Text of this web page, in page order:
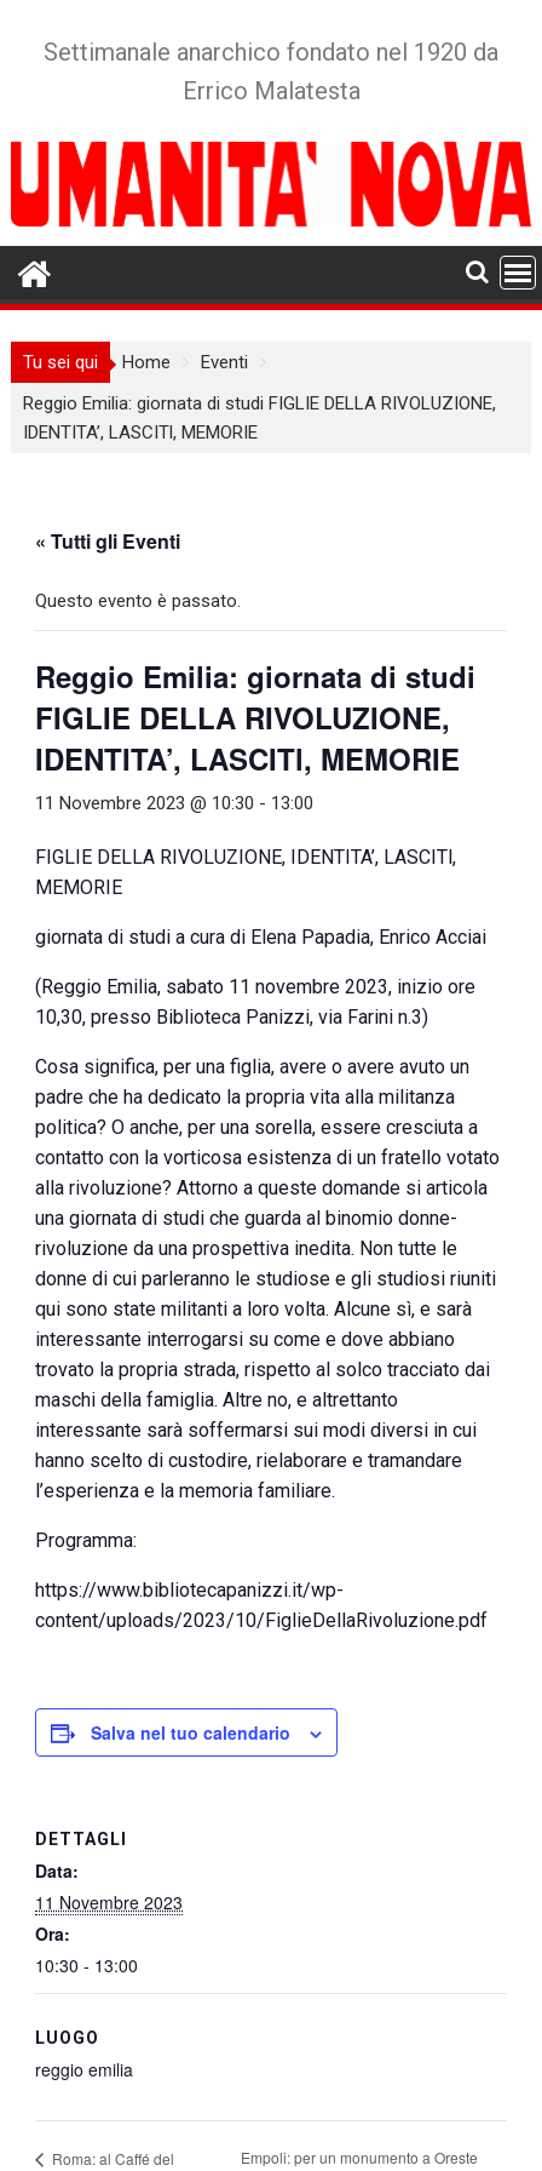
Settimanale anarchico fondato nel 1920 da
Errico Malatesta
Tu sei qui Home
Eventi
Reggio Emilia: giornata di studi FIGLIE DELLA RIVOLUZIONE,
IDENTITA’, LASCITl, MEMORIE
« Tutti gli Eventi
Questo evento è passato.
Reggio Emilia: giornata di studi
FIGLIE DELLA RIVOLUZIONE,
IDENTITA’, LASCITl, MEMORIE
11 Novembre 2023 @ 10:30 - 13:00
FIGLIE DELLA RIVOLUZIONE, IDENTITA’, LASCITl,
MEMORIE
giornata di studi a cura di Elena Papadia, Enrico Acciai
(Reggio Emilia, sabato 11 novembre 2023, inizio ore
10,30, presso Biblioteca Panizzi, via Farini n.3)
Cosa significa, per una figlia, avere o avere avuto un
padre che ha dedicato la propria vita alla militanza
politica? O anche, per una sorella, essere cresciuta a
contatto con la vorticosa esistenza di un fratello votato
alla rivoluzione? Attorno a queste domande si articola
una giornata di studi che guarda al binomio donne-
rivoluzione da una prospettiva inedita. Non tutte le
donne di cui parleranno le studiose e gli studiosi riuniti
qui sono state militanti a loro volta. Alcune sì, e sarà
interessante interrogarsi su come e dove abbiano
trovato la propria strada, rispetto al solco tracciato dai
maschi della famiglia. Altre no, e altrettanto
interessante sarà soffermarsi sui modi diversi in cui
hanno scelto di custodire, rielaborare e tramandare
l’esperienza e la memoria familiare.
Programma:
https://www.bibliotecapanizzi.it/wp-
content/uploads/2023/10/FiglieDellaRivoluzione.pdf
Salva nel tuo calendario
DETTAGLI
Data:
11 Novembre 2023
Ora:
10:30 - 13:00
LUOGO
reggio emilia
Roma: al Caffé del Empoli: per un monumento a Oreste